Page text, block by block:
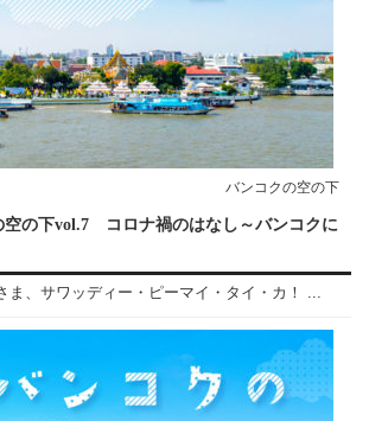
バンコクの空の下
空の下vol.7 コロナ禍のはなし～バンコクに
ま、サワッディー・ピーマイ・タイ・カ！ ...